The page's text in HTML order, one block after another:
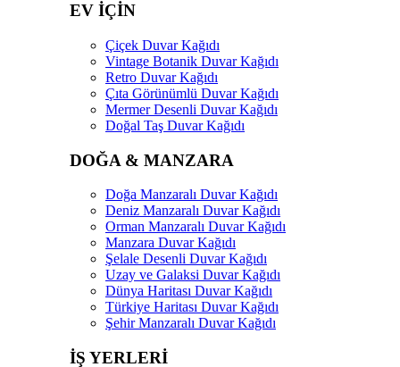
EV İÇİN
Çiçek Duvar Kağıdı
Vintage Botanik Duvar Kağıdı
Retro Duvar Kağıdı
Çıta Görünümlü Duvar Kağıdı
Mermer Desenli Duvar Kağıdı
Doğal Taş Duvar Kağıdı
DOĞA & MANZARA
Doğa Manzaralı Duvar Kağıdı
Deniz Manzaralı Duvar Kağıdı
Orman Manzaralı Duvar Kağıdı
Manzara Duvar Kağıdı
Şelale Desenli Duvar Kağıdı
Uzay ve Galaksi Duvar Kağıdı
Dünya Haritası Duvar Kağıdı
Türkiye Haritası Duvar Kağıdı
Şehir Manzaralı Duvar Kağıdı
İŞ YERLERİ